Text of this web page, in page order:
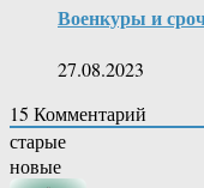
Военкуры и
27.08.2023
15 Комментарий
старые
новые